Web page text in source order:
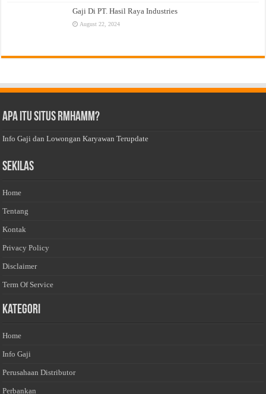
Gaji Di PT. Hasil Raya Industries
August 22, 2024
Apa Itu Situs Rmhamm?
Info Gaji dan Lowongan Karyawan Terupdate
Sekilas
Home
Tentang
Kontak
Privacy Policy
Disclaimer
Term Of Service
Kategori
Home
Info Gaji
Perusahaan Distributor
Perbankan